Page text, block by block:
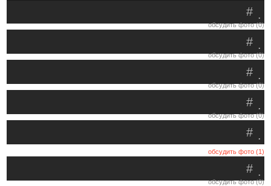
.
#
обсудить фото (0)
.
#
обсудить фото (0)
.
#
обсудить фото (0)
.
#
обсудить фото (0)
.
#
обсудить фото (1)
.
#
обсудить фото (0)